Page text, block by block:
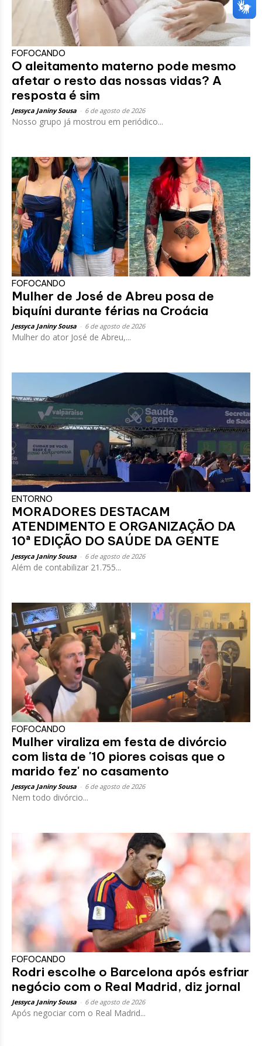
FOFOCANDO
O aleitamento materno pode mesmo
afetar o resto das nossas vidas? A
resposta é sim
Jessyca Janiny Sousa 6 de agosto de 2026
Nosso grupo já mostrou em periódico...
FOFOCANDO
Mulher de José de Abreu posa de
biquíni durante férias na Croácia
Jessyca Janiny Sousa 6 de agosto de 2026
Mulher do ator José de Abreu,...
ENTORNO
MORADORES DESTACAM
ATENDIMENTO E ORGANIZAÇÃO DA
10ª EDIÇÃO DO SAÚDE DA GENTE
Jessyca Janiny Sousa 6 de agosto de 2026
Além de contabilizar 21.755...
FOFOCANDO
Mulher viraliza em festa de divórcio
com lista de '10 piores coisas que o
marido fez' no casamento
Jessyca Janiny Sousa 6 de agosto de 2026
Nem todo divórcio...
FOFOCANDO
Rodri escolhe o Barcelona após esfriar
negócio com o Real Madrid, diz jornal
Jessyca Janiny Sousa 6 de agosto de 2026
Após negociar com o Real Madrid...